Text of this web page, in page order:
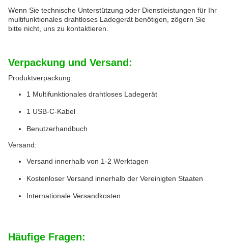
Wenn Sie technische Unterstützung oder Dienstleistungen für Ihr
multifunktionales drahtloses Ladegerät benötigen, zögern Sie
bitte nicht, uns zu kontaktieren.
Verpackung und Versand:
Produktverpackung:
1 Multifunktionales drahtloses Ladegerät
1 USB-C-Kabel
Benutzerhandbuch
Versand:
Versand innerhalb von 1-2 Werktagen
Kostenloser Versand innerhalb der Vereinigten Staaten
Internationale Versandkosten
Häufige Fragen: